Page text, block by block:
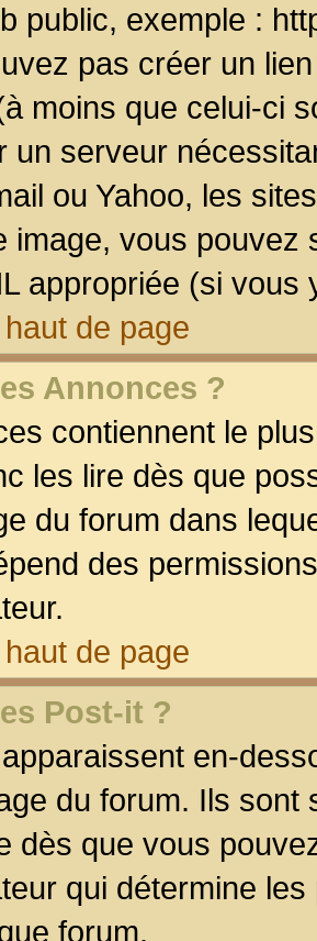
public, exemple :
pas créer un
moins que celui-ci
un serveur
ou Yahoo, les
image, vous pouvez
appropriée (si vous
de page
Annonces ?
contiennent le
les lire dès que
du forum dans
des
de page
Post-it ?
en-
du forum. Ils
dès que vous
qui détermine
forum.